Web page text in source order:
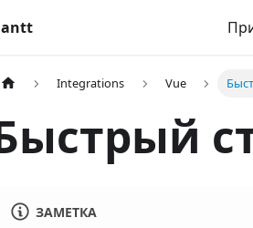
Integrations Vue
ЗАМЕТКА